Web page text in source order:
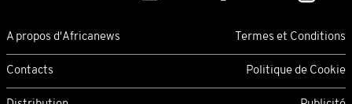
A propos d'Africanews Termes et Conditions
Contacts Politique de Cookie